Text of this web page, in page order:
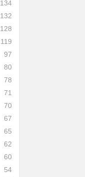
134
132
128
119
97
80
78
71
70
67
65
62
60
54